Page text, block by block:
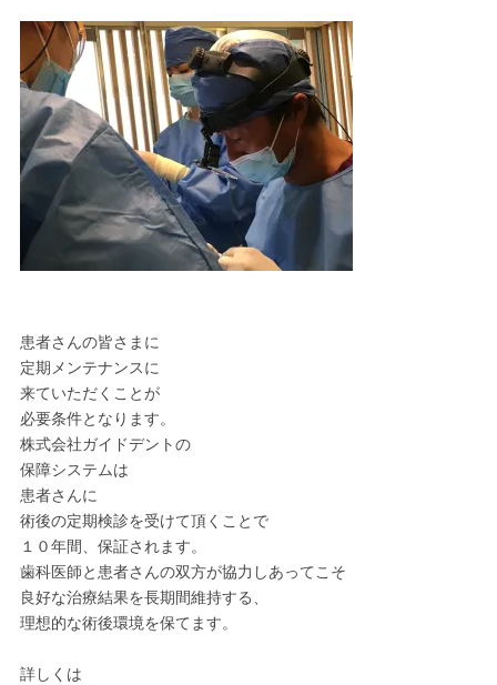
患者さんの皆さまに
定期メンテナンスに
来ていただくことが
必要条件となります。
株式会社ガイドデントの
保障システムは
患者さんに
術後の定期検診を受けて頂くことで
１０年間、保証されます。
歯科医師と患者さんの双方が協力しあってこそ
良好な治療結果を長期間維持する、
理想的な術後環境を保てます。
詳しくは